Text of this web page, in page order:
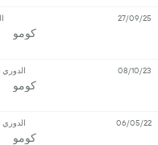
كومو
27/09/25
كومو
الدوري 08/10/23
كومو
الدوري 06/05/22